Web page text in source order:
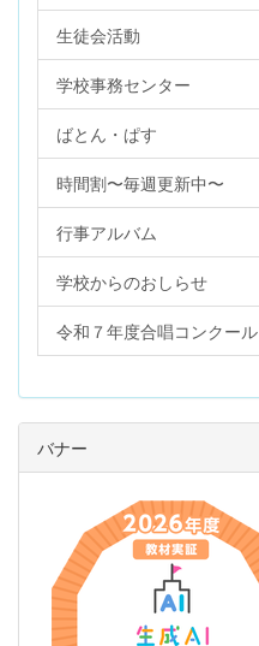
生徒会活動
学校事務センター
ばとん・ぱす
時間割〜毎週更新中〜
行事アルバム
学校からのおしらせ
令和７年度合唱コンクール
バナー